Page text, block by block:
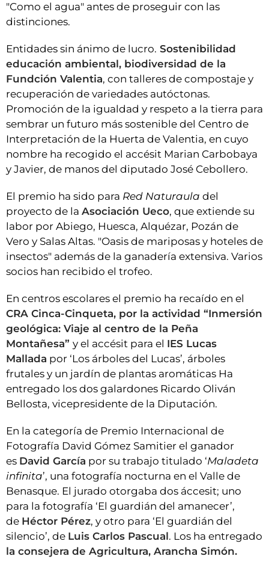
"Como el agua" antes de proseguir con las
distinciones.
Entidades sin ánimo de lucro. Sostenibilidad
educación ambiental, biodiversidad de la
Fundción Valentia, con talleres de compostaje y
recuperación de variedades autóctonas.
Promoción de la igualdad y respeto a la tierra para
sembrar un futuro más sostenible del Centro de
Interpretación de la Huerta de Valentia, en cuyo
nombre ha recogido el accésit Marian Carbobaya
y Javier, de manos del diputado José Cebollero.
El premio ha sido para Red Naturaula del
proyecto de la Asociación Ueco, que extiende su
labor por Abiego, Huesca, Alquézar, Pozán de
Vero y Salas Altas. "Oasis de mariposas y hoteles de
insectos" además de la ganadería extensiva. Varios
socios han recibido el trofeo.
En centros escolares el premio ha recaído en el
CRA Cinca-Cinqueta, por la actividad “Inmersión
geológica: Viaje al centro de la Peña
Montañesa” y el accésit para el IES Lucas
Mallada por ‘Los árboles del Lucas’, árboles
frutales y un jardín de plantas aromáticas Ha
entregado los dos galardones Ricardo Oliván
Bellosta, vicepresidente de la Diputación.
En la categoría de Premio Internacional de
Fotografía David Gómez Samitier el ganador
es David García por su trabajo titulado ‘Maladeta
infinita’, una fotografía nocturna en el Valle de
Benasque. El jurado otorgaba dos áccesit; uno
para la fotografía ‘El guardián del amanecer’,
de Héctor Pérez, y otro para ‘El guardián del
silencio’, de Luis Carlos Pascual. Los ha entregado
la consejera de Agricultura, Arancha Simón.